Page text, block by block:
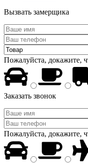
Вызвать замерщика
Пожалуйста, докажите,
Заказать звонок
Пожалуйста, докажите,